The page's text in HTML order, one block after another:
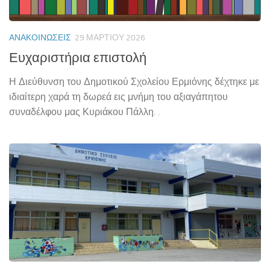
ΑΝΑΚΟΙΝΏΣΕΙΣ 29 ΜΑΡΤΊΟΥ 2026
Ευχαριστήρια επιστολή
Η Διεύθυνση του Δημοτικού Σχολείου Ερμιόνης δέχτηκε με
ιδιαίτερη χαρά τη δωρεά εις μνήμη του αξιαγάπητου
συναδέλφου μας Κυριάκου Πάλλη. .